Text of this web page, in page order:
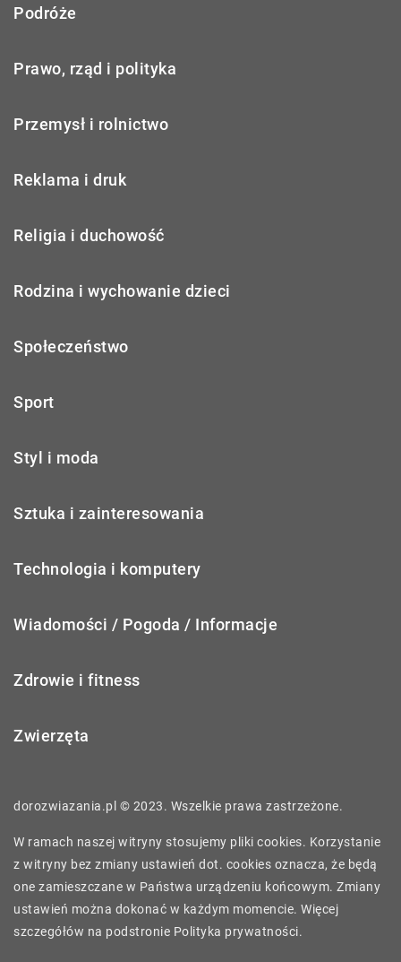
Podróże
Prawo, rząd i polityka
Przemysł i rolnictwo
Reklama i druk
Religia i duchowość
Rodzina i wychowanie dzieci
Społeczeństwo
Sport
Styl i moda
Sztuka i zainteresowania
Technologia i komputery
Wiadomości / Pogoda / Informacje
Zdrowie i fitness
Zwierzęta
dorozwiazania.pl © 2023. Wszelkie prawa zastrzeżone.
W ramach naszej witryny stosujemy pliki cookies. Korzystanie
z witryny bez zmiany ustawień dot. cookies oznacza, że będą
one zamieszczane w Państwa urządzeniu końcowym. Zmiany
ustawień można dokonać w każdym momencie. Więcej
szczegółów na podstronie Polityka prywatności.